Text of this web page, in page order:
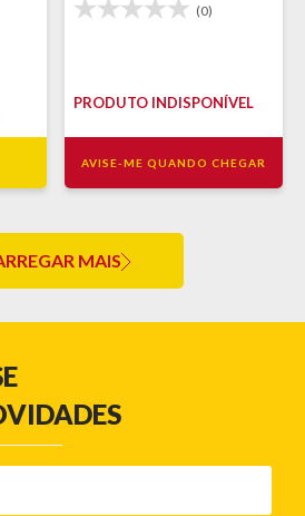
(0)
PRODUTO INDISPONÍVEL
AVISE-ME QUANDO CHEGAR
MAIS